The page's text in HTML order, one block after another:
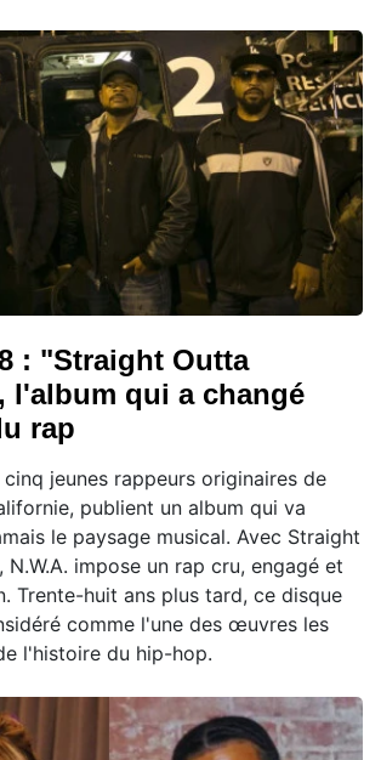
: "Straight Outta
l'album qui a changé
rap
jeunes rappeurs originaires de
publient un album qui va
le paysage musical. Avec Straight
impose un rap cru, engagé et
Trente-huit ans plus tard, ce disque
comme l'une des œuvres les
l'histoire du hip-hop.